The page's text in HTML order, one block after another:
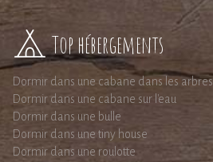
Top hébergements
Dormir dans une cabane dans les arbres
Dormir dans une cabane sur l'eau
Dormir dans une bulle
Dormir dans une tiny house
Dormir dans une roulotte